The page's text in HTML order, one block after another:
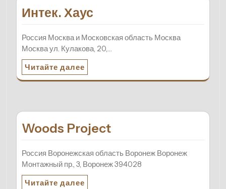
Интек. Хаус
Россия Москва и Московская область Москва
Москва ул. Кулакова, 20,…
Читайте далее
Woods Project
Россия Воронежская область Воронеж Воронеж
Монтажный пр., 3, Воронеж 394028
Читайте далее